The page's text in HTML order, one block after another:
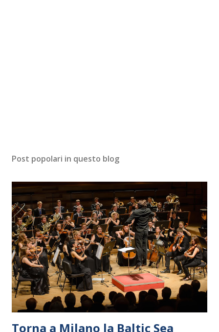
Post popolari in questo blog
Torna a Milano la Baltic Sea